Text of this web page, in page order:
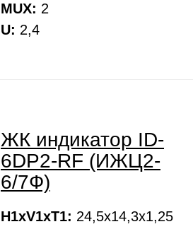
MUX: 2
U: 2,4
ЖК индикатор ID-
6DP2-RF (ИЖЦ2-
6/7Ф)
H1xV1xT1: 24,5х14,3х1,25